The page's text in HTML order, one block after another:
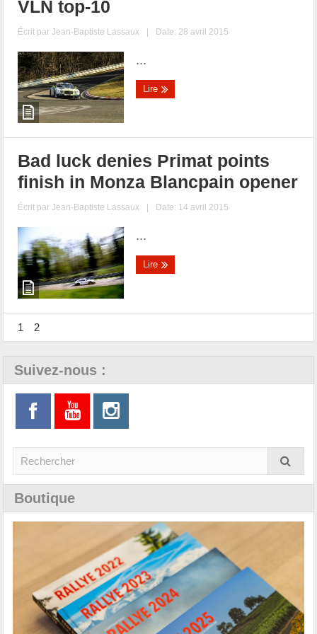
VLN top-10
Écrit parJean-Baptiste Lassaux | Date: 28 avril 2015
...
Lire
Bad luck denies Primat points
finish in Monza Blancpain opener
Écrit parJean-Baptiste Lassaux | Date: 14 avril 2015
...
Lire
1 2
Suivez-nous :
Boutique